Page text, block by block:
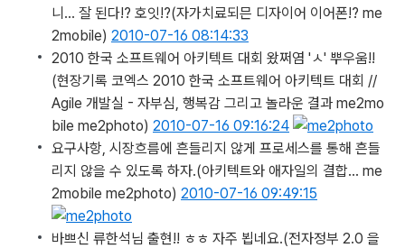
니… 잘 된다!? 호잇!?(자가치료되믄 디자이어 이어폰!? me
2mobile) 2010-07-16 08:14:33
2010 한국 소프트웨어 아키텍트 대회 왔쩌염 'ㅅ' 뿌우움!!
(현장기록 코엑스 2010 한국 소프트웨어 아키텍트 대회 //
Agile 개발실 - 자부심, 행복감 그리고 놀라운 결과 me2mo
bile me2photo) 2010-07-16 09:16:24
요구사항, 시장흐름에 흔들리지 않게 프로세스를 통해 흔들
리지 않을 수 있도록 하자.(아키텍트와 애자일의 결합... me
2mobile me2photo) 2010-07-16 09:49:15
바쁘신 류한석님 출현!! ㅎㅎ 자주 뵙네요.(전자정부 2.0 을